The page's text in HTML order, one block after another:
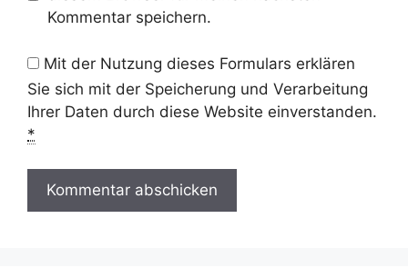
Kommentar speichern.
Mit der Nutzung dieses Formulars erklären
Sie sich mit der Speicherung und Verarbeitung
Ihrer Daten durch diese Website einverstanden.
*